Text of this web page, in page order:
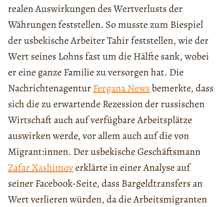
realen Auswirkungen des Wertverlusts der
Währungen feststellen. So musste zum Biespiel
der usbekische Arbeiter Tahir feststellen, wie der
Wert seines Lohns fast um die Hälfte sank, wobei
er eine ganze Familie zu versorgen hat. Die
NachrichtenagenturFergana Newsbemerkte, dass
sich die zu erwartende Rezession der russischen
Wirtschaft auch auf verfügbare Arbeitsplätze
auswirken werde, vor allem auch auf die von
Migrant:innen. Der usbekische Geschäftsmann
Zafar Xashimoverklärte in einer Analyse auf
seiner Facebook-Seite, dass Bargeldtransfers an
Wert verlieren würden, da die Arbeitsmigranten